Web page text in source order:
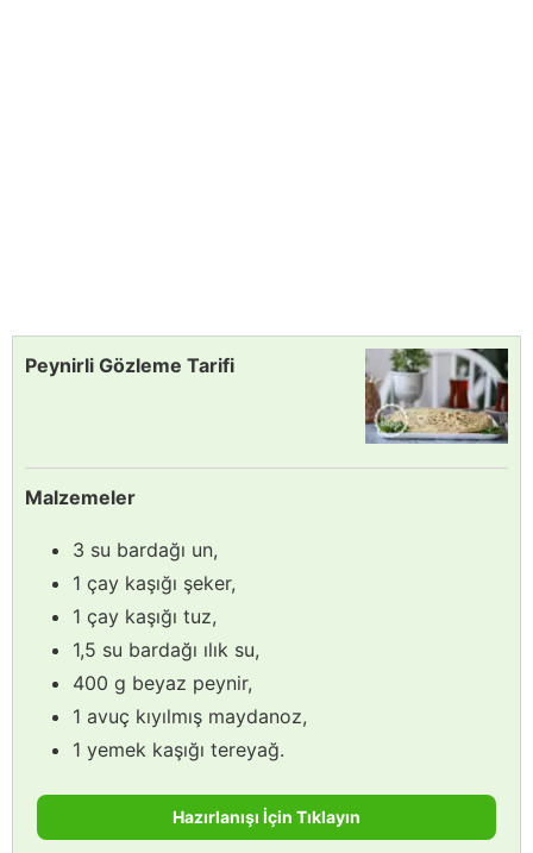
Peynirli Gözleme Tarifi
Malzemeler
3 su bardağı un,
1 çay kaşığı şeker,
1 çay kaşığı tuz,
1,5 su bardağı ılık su,
400 g beyaz peynir,
1 avuç kıyılmış maydanoz,
1 yemek kaşığı tereyağ.
Hazırlanışı İçin Tıklayın